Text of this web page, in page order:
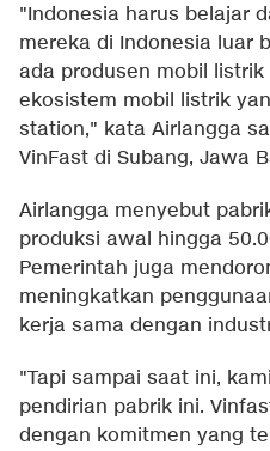
"Indonesia harus belajar
mereka di Indonesia luar
ada produsen mobil
ekosistem mobil listrik
station," kata Airlangga
VinFast di Subang, Jawa
Airlangga menyebut
produksi awal hingga
Pemerintah juga
meningkatkan
kerja sama dengan
"Tapi sampai saat ini,
pendirian pabrik ini.
dengan komitmen yang